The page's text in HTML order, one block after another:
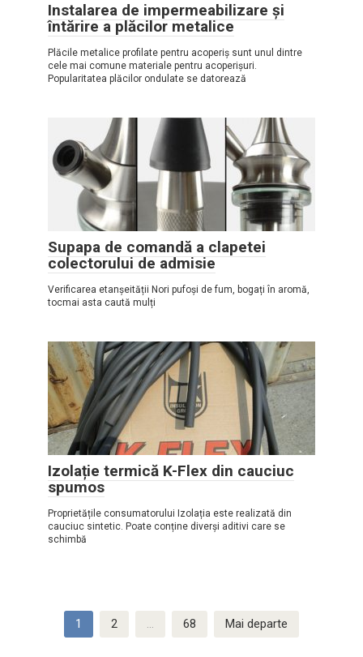
Instalarea de impermeabilizare și
întărire a plăcilor metalice
Plăcile metalice profilate pentru acoperiș sunt unul dintre
cele mai comune materiale pentru acoperișuri.
Popularitatea plăcilor ondulate se datorează
Supapa de comandă a clapetei
colectorului de admisie
Verificarea etanșeității Nori pufoși de fum, bogați în aromă,
tocmai asta caută mulți
Izolație termică K-Flex din cauciuc
spumos
Proprietățile consumatorului Izolația este realizată din
cauciuc sintetic. Poate conține diverși aditivi care se
schimbă
1 2 … 68 Mai departe